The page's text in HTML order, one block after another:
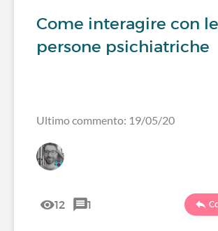
Come interagire con le
persone psichiatriche
Ultimo commento: 19/05/20
12 1